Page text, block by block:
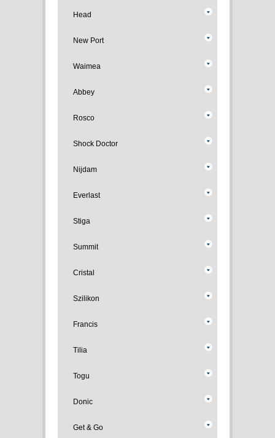
Head
New Port
Waimea
Abbey
Rosco
Shock Doctor
Nijdam
Everlast
Stiga
Summit
Cristal
Szilikon
Francis
Tilia
Togu
Donic
Get & Go